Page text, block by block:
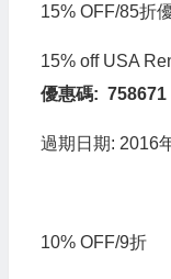
15% OFF/85折
15% off USA
優惠碼: 758671
過期日期: 2016
10% OFF/9折